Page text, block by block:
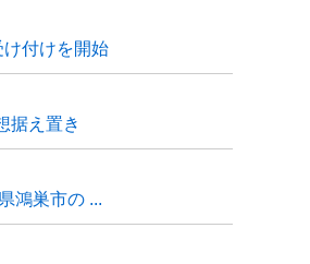
付けを開始
据え置き
鴻巣市の ...